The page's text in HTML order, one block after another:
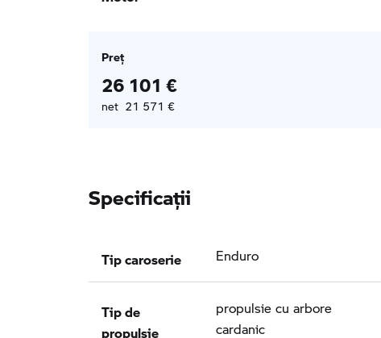
Preţ
26 101 €
net 21 571 €
Specificaţii
Tip caroserie Enduro
Tip de
propulsie
propulsie cu arbore
cardanic